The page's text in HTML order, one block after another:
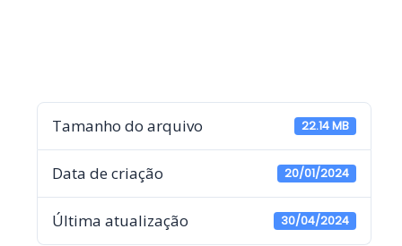
Tamanho do arquivo 22.14 MB
Data de criação 20/01/2024
Última atualização 30/04/2024